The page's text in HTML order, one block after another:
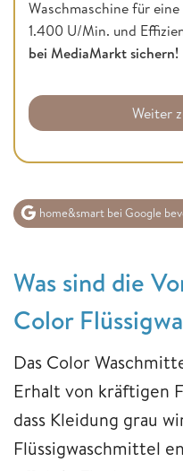
Waschmaschine für
1.400 U/Min. und
bei MediaMarkt sichern!
Weiter
home&smart bei Google
Was sind die
Color
Das Color
Erhalt von kräftigen
dass Kleidung grau
Flüssigwaschmittel